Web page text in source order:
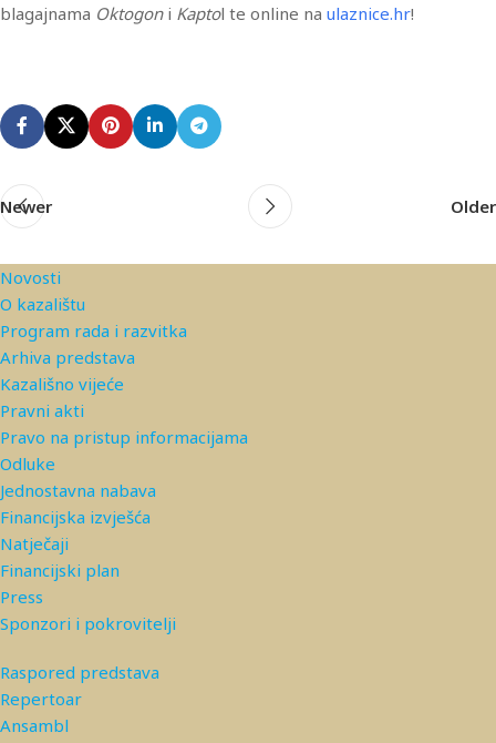
blagajnama Oktogoni Kaptol te online na ulaznice.hr!
Newer Older
Novosti
O kazalištu
Program rada i razvitka
Arhiva predstava
Kazališno vijeće
Pravni akti
Pravo na pristup informacijama
Odluke
Jednostavna nabava
Financijska izvješća
Natječaji
Financijski plan
Press
Sponzori i pokrovitelji
Raspored predstava
Repertoar
Ansambl